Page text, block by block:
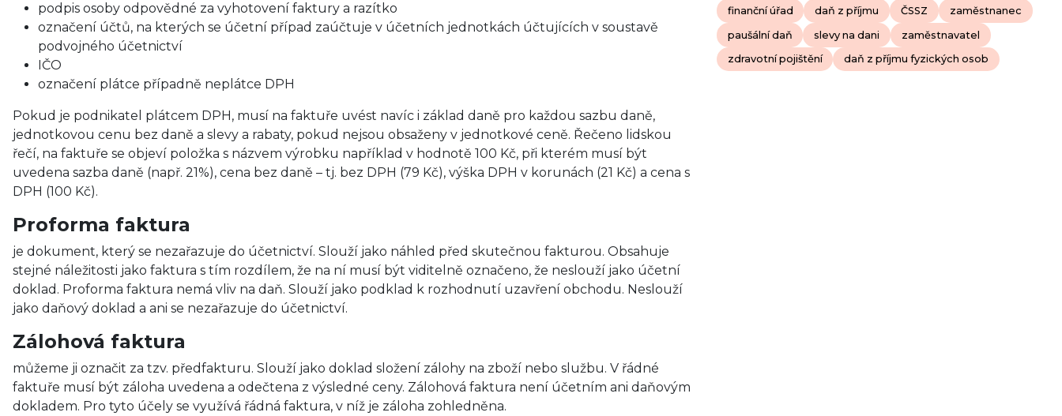
podpis osoby odpovědné za vyhotovení faktury a razítko
označení účtů, na kterých se účetní případ zaúčtuje v účetních jednotkách účtujících v soustavě
podvojného účetnictví
IČO
označení plátce případně neplátce DPH
Pokud je podnikatel plátcem DPH, musí na faktuře uvést navíc i základ daně pro každou sazbu daně,
jednotkovou cenu bez daně a slevy a rabaty, pokud nejsou obsaženy v jednotkové ceně. Řečeno lidskou
řečí, na faktuře se objeví položka s názvem výrobku například v hodnotě 100 Kč, při kterém musí být
uvedena sazba daně (např. 21%), cena bez daně – tj. bez DPH (79 Kč), výška DPH v korunách (21 Kč) a cena s
DPH (100 Kč).
Proforma faktura
je dokument, který se nezařazuje do účetnictví. Slouží jako náhled před skutečnou fakturou. Obsahuje
stejné náležitosti jako faktura s tím rozdílem, že na ní musí být viditelně označeno, že neslouží jako účetní
doklad. Proforma faktura nemá vliv na daň. Slouží jako podklad k rozhodnutí uzavření obchodu. Neslouží
jako daňový doklad a ani se nezařazuje do účetnictví.
Zálohová faktura
můžeme ji označit za tzv. předfakturu. Slouží jako doklad složení zálohy na zboží nebo službu. V řádné
faktuře musí být záloha uvedena a odečtena z výsledné ceny. Zálohová faktura není účetním ani daňovým
dokladem. Pro tyto účely se využívá řádná faktura, v níž je záloha zohledněna.
finanční úřad daň z příjmu ČSSZ zaměstnanec
paušální daň slevy na dani zaměstnavatel
zdravotní pojištění daň z příjmu fyzických osob